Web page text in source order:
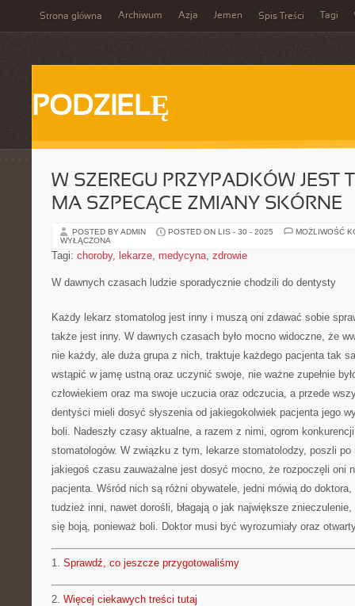
Strona główna Archiwum Azja Jemen Spis Treści Tagi
PODZIELĘ
W SZEREGU PRZYPADKÓW JEST
MA SZPECĄCE ZMIANY SKÓRNE
POSTED BY ADMIN POSTED ON LIS - 30 - 2025
MOŻLIWOŚĆ
WYŁĄCZONA
Tagi: choroby, lekarze, medycyna, zdrowie
W dawnych czasach ludzie sporadycznie chodzili do dentysty
Każdy lekarz stomatolog jest inny i muszą oni zdawać sobie
także jest inny. W dawnych czasach było mocno widoczne, że
nie każdy, ale duża grupa z nich, traktuje każdego pacjenta tak
wstąpić w jamę ustną oraz uczynić swoje, nie ważne zupełnie
człowiekiem oraz ma swoje uczucia oraz odczucia, a przede
dentyści mieli dosyć słyszenia od jakiegokolwiek pacjenta jego
boli. Nadeszły czasy aktualne, a razem z nimi, ogrom
stomatologów. W związku z tym, lekarze stomatolodzy, poszli po
jakiegoś czasu zauważalne jest dosyć mocno, że rozpoczęli oni
pacjenta. Wśród nich są różni obywatele, jedni mówią do
tudzież inni, nawet dorośli, błagają o jak największe
się boją, ponieważ boli. Doktor musi być wyrozumiały oraz
1. Sprawdź, co jeszcze przygotowaliśmy
2. Więcej ciekawych treści tutaj